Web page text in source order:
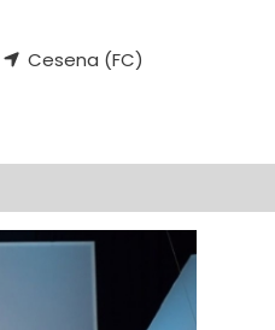
Cesena (FC)